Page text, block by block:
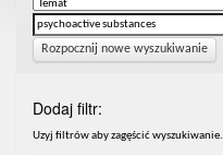
Rozpocznij nowe wyszukiwanie
Dodaj filtr:
Uzyj filtrów aby zagęścić wyszukiwanie.